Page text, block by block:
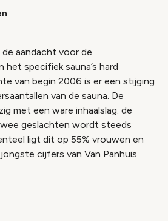
aandacht voor de
het specifiek sauna’s hard
van begin 2006 is er een stijging
van de sauna. De
met een ware inhaalslag: de
geslachten wordt steeds
ligt dit op 55% vrouwen en
cijfers van Van Panhuis.